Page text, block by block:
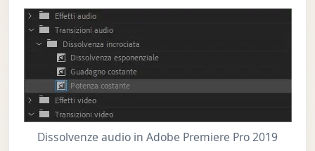
Dissolvenze audio in Adobe Premiere Pro 2019